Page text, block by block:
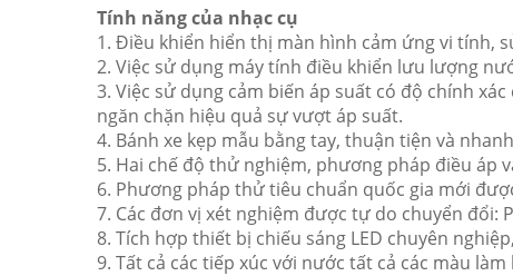
Tính năng của nhạc cụ
1. Điều khiển hiển thị màn hình cảm ứng vi tính,
2. Việc sử dụng máy tính điều khiển lưu lượng
3. Việc sử dụng cảm biến áp suất có độ chính
ngăn chặn hiệu quả sự vượt áp suất.
4. Bánh xe kẹp mẫu bằng tay, thuận tiện và
5. Hai chế độ thử nghiệm, phương pháp điều áp
6. Phương pháp thử tiêu chuẩn quốc gia mới
7. Các đơn vị xét nghiệm được tự do chuyển đổi:
8. Tích hợp thiết bị chiếu sáng LED chuyên
9. Tất cả các tiếp xúc với nước tất cả các màu